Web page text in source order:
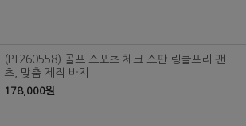
(PT260558) 골프 스포츠 체크 스판 링클프리 팬
츠, 맞춤 제작 바지
178,000원